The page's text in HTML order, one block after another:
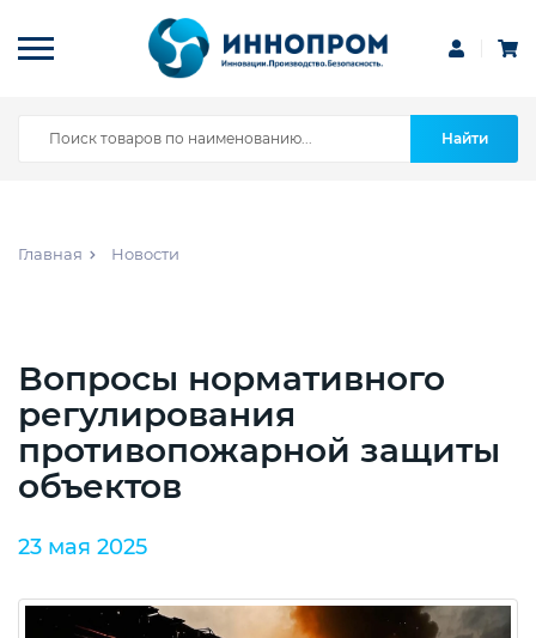
Найти
Главная Новости
Вопросы нормативного
регулирования
противопожарной защиты
объектов
23 мая 2025